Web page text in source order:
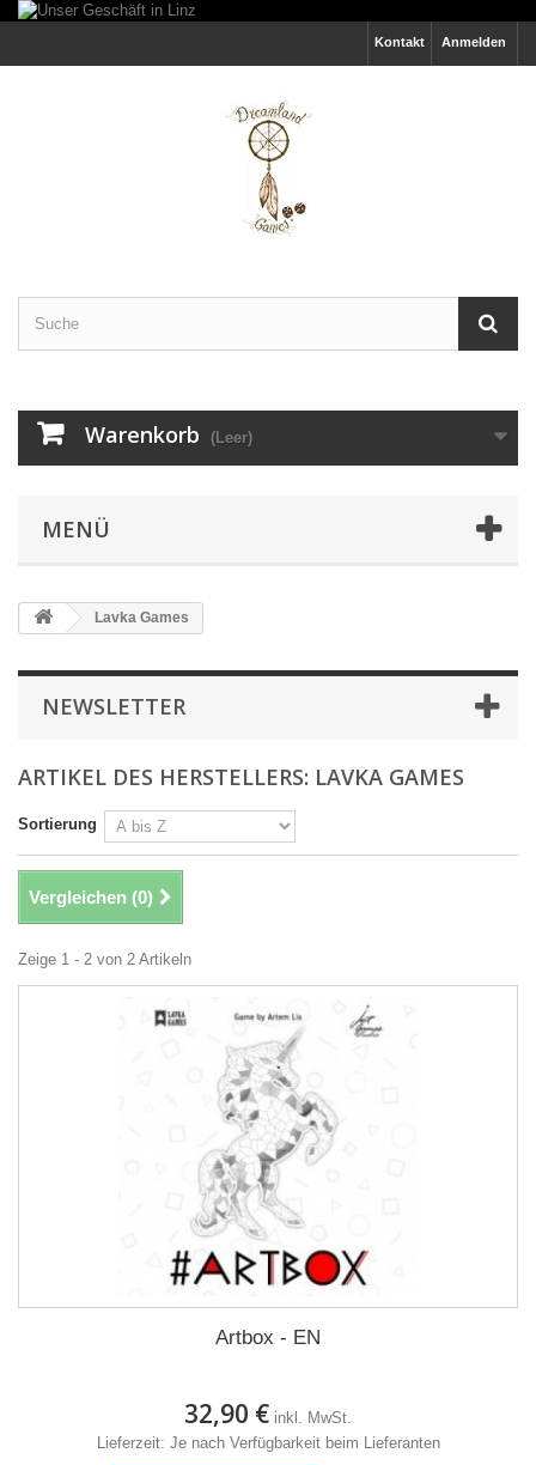
Anmelden
Kontakt
Warenkorb (Leer)
MENÜ
Lavka Games
NEWSLETTER
ARTIKEL DES HERSTELLERS: LAVKA GAMES
Sortierung
Vergleichen (0)
Zeige 1 - 2 von 2 Artikeln
Artbox - EN
32,90 € inkl. MwSt.
Lieferzeit: Je nach Verfügbarkeit beim Lieferanten